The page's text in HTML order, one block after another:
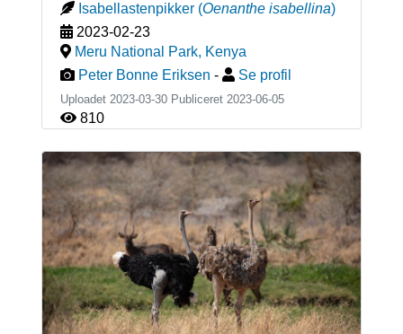
Isabellastenpikker (Oenanthe isabellina)
2023-02-23
Meru National Park, Kenya
Peter Bonne Eriksen - Se profil
Uploadet 2023-03-30 Publiceret 2023-06-05
810